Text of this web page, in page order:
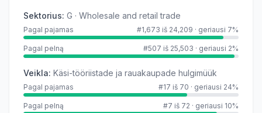
Sektorius: G · Wholesale and retail trade
Pagal pajamas #1,673 iš 24,209 · geriausi 7%
Pagal pelną #507 iš 25,503 · geriausi 2%
Veikla: Käsi-tööriistade ja rauakaupade hulgimüük
Pagal pajamas #17 iš 70 · geriausi 24%
Pagal pelną #7 iš 72 · geriausi 10%